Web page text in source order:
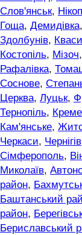
Слов'янськ,
Гоща, Демидівка,
Здолбунів,
Костопіль, Мізоч,
Рафалівка,
Соснове,
Церква, Луцьк,
Тернопіль,
Кам'янське,
Черкаси, Чернігів
Сімферополь,
Миколаїв,
район,
Баштанський
район,
Бериславський